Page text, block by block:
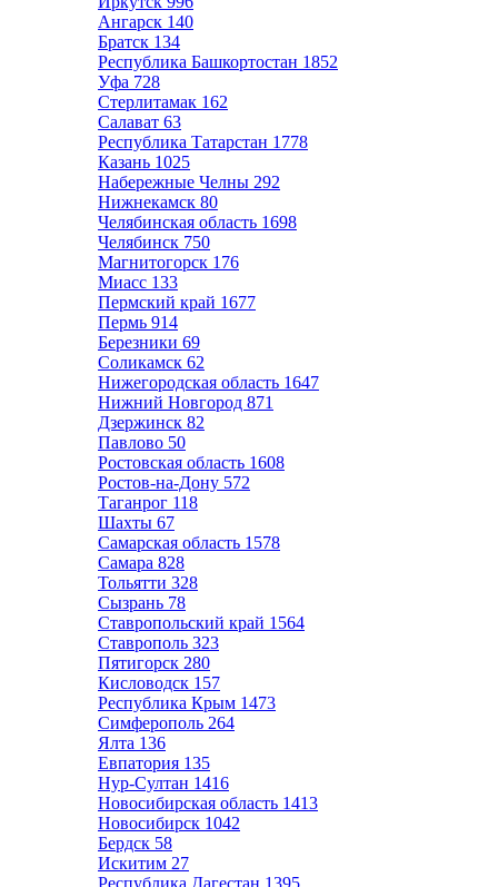
Ангарск 140
Братск 134
Республика Башкортостан 1852
Уфа 728
Стерлитамак 162
Салават 63
Республика Татарстан 1778
Казань 1025
Набережные Челны 292
Нижнекамск 80
Челябинская область 1698
Челябинск 750
Магнитогорск 176
Миасс 133
Пермский край 1677
Пермь 914
Березники 69
Соликамск 62
Нижегородская область 1647
Нижний Новгород 871
Дзержинск 82
Павлово 50
Ростовская область 1608
Ростов-на-Дону 572
Таганрог 118
Шахты 67
Самарская область 1578
Самара 828
Тольятти 328
Сызрань 78
Ставропольский край 1564
Ставрополь 323
Пятигорск 280
Кисловодск 157
Республика Крым 1473
Симферополь 264
Ялта 136
Евпатория 135
Нур-Султан 1416
Новосибирская область 1413
Новосибирск 1042
Бердск 58
Искитим 27
Республика Дагестан 1395